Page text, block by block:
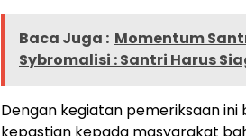
Baca Juga : Momentum
Sybromalisi : Santri Harus
Dengan kegiatan pemeriksaan